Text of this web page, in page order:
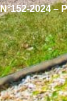
N°152-2024 –